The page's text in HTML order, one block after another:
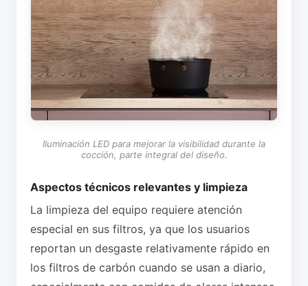
Iluminación LED para mejorar la visibilidad durante la
cocción, parte integral del diseño.
Aspectos técnicos relevantes y limpieza
La limpieza del equipo requiere atención
especial en sus filtros, ya que los usuarios
reportan un desgaste relativamente rápido en
los filtros de carbón cuando se usan a diario,